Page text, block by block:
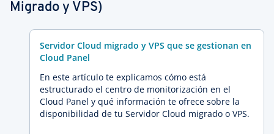
Migrado y VPS)
Servidor Cloud migrado y VPS que se gestionan en
Cloud Panel
En este artículo te explicamos cómo está
estructurado el centro de monitorización en el
Cloud Panel y qué información te ofrece sobre la
disponibilidad de tu Servidor Cloud migrado o VPS.